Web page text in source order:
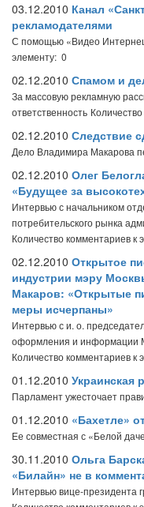
03.12.2010 Канал
рекламодателями
С помощью «Видео
элементу: 0
02.12.2010 Спамом и
За массовую рекламную
ответственность
02.12.2010 Следствие
Дело Владимира Макарова
02.12.2010 Олег
«Будущее за
Интервью с начальником
потребительского рынка
Количество комментариев к
02.12.2010 Открытое
индустрии мэру
Макаров: «Открытые
меры исчерпаны»
Интервью с и. о.
оформления и информации
Количество комментариев к
01.12.2010 Украинская
Парламент ужесточает
01.12.2010 «Бахетле»
Ее совместная с «Белой
30.11.2010 Ольга
«Билайн» не в
Интервью вице-президента